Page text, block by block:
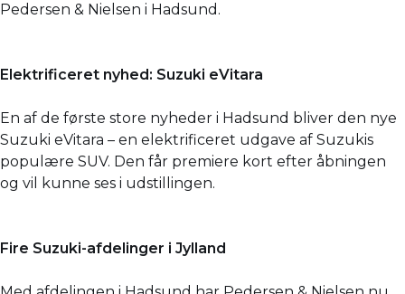
Pedersen & Nielsen i Hadsund.
Elektrificeret nyhed: Suzuki eVitara
En af de første store nyheder i Hadsund bliver den nye
Suzuki eVitara – en elektrificeret udgave af Suzukis
populære SUV. Den får premiere kort efter åbningen
og vil kunne ses i udstillingen.
Fire Suzuki-afdelinger i Jylland